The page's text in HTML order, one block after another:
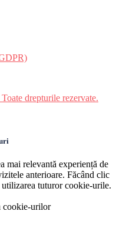
drepturile rezervate.
mai relevantă experiență de
anterioare. Făcând clic
tuturor cookie-urile.
cookie-urilor